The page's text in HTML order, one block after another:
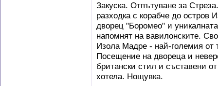
Закуска. Отпътуване за
разходка с корабче до остров
дворец "Боромео" и
напомнят на вавилонските.
Изола Мадре - най-големия от
Посещение на двореца и
британски стил и съставени
хотела. Нощувка.